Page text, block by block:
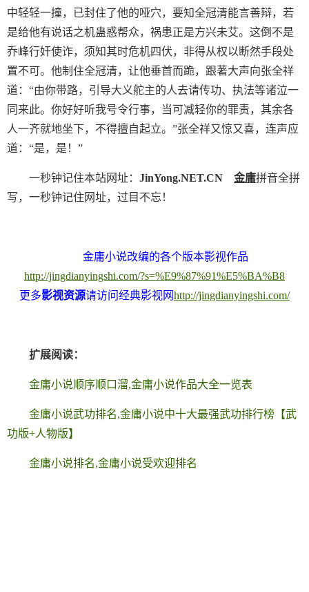
中轻轻一撞，已封住了他的哑穴，要知全冠清能言善辩，若
是给他有说话之机蛊惑帮众，祸患正是方兴未艾。这倒不是
乔峰行奸使诈，须知其时危机四伏，非得从权以断然手段处
置不可。他制住全冠清，让他垂首而跪，跟著大声向张全祥
道：“由你带路，引导大义舵主的人去请传功、执法等诸泣一
同来此。你好好听我号令行事，当可减轻你的罪责，其余各
人一齐就地坐下，不得擅自起立。”张全祥又惊又喜，连声应
道：“是，是！”
一秒钟记住本站网址： JinYong.NET.CN 金庸拼音全拼
写，一秒钟记住网址，过目不忘！
金庸小说改编的各个版本影视作品
http://jingdianyingshi.com/?s=%E9%87%91%E5%BA%B8
更多影视资源请访问经典影视网http://jingdianyingshi.com/
扩展阅读：
金庸小说顺序顺口溜,金庸小说作品大全一览表
金庸小说武功排名,金庸小说中十大最强武功排行榜【武
功版+人物版】
金庸小说排名,金庸小说受欢迎排名